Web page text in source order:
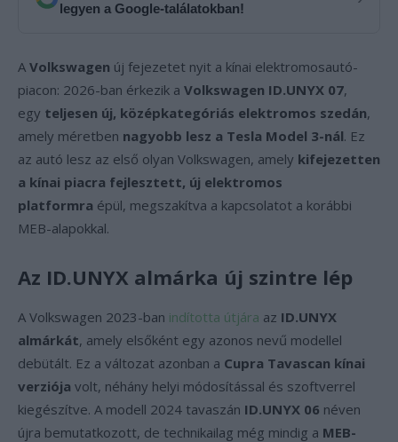
legyen a Google-találatokban!
A Volkswagen új fejezetet nyit a kínai elektromosautó-
piacon: 2026-ban érkezik a Volkswagen ID.UNYX 07,
egy teljesen új, középkategóriás elektromos szedán,
amely méretben nagyobb lesz a Tesla Model 3-nál. Ez
az autó lesz az első olyan Volkswagen, amely kifejezetten
a kínai piacra fejlesztett, új elektromos
platformra épül, megszakítva a kapcsolatot a korábbi
MEB-alapokkal.
Az ID.UNYX almárka új szintre lép
A Volkswagen 2023-ban indította útjára az ID.UNYX
almárkát, amely elsőként egy azonos nevű modellel
debütált. Ez a változat azonban a Cupra Tavascan kínai
verziója volt, néhány helyi módosítással és szoftverrel
kiegészítve. A modell 2024 tavaszán ID.UNYX 06 néven
újra bemutatkozott, de technikailag még mindig a MEB-